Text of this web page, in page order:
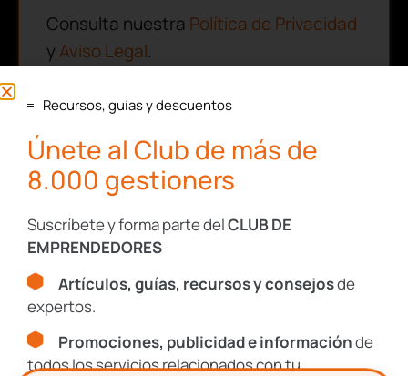
Consulta nuestra Política de Privacidad
y Aviso Legal.
SUSCRIBIRME
Recursos, guías y descuentos
Únete al Club de más de
8.000 gestioners
Suscríbete y forma parte delCLUB DE
EMPRENDEDORES
Artículos, guías, recursos y consejosde
expertos.
Promociones, publicidad e informaciónde
todos los servicios relacionados con tu